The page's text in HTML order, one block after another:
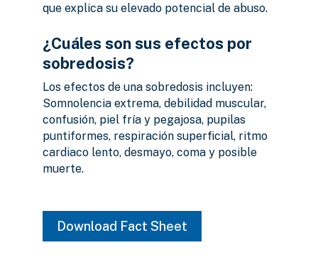
que explica su elevado potencial de abuso.
¿Cuáles son sus efectos por
sobredosis?
Los efectos de una sobredosis incluyen:
Somnolencia extrema, debilidad muscular,
confusión, piel fría y pegajosa, pupilas
puntiformes, respiración superficial, ritmo
cardiaco lento, desmayo, coma y posible
muerte.
Download Fact Sheet